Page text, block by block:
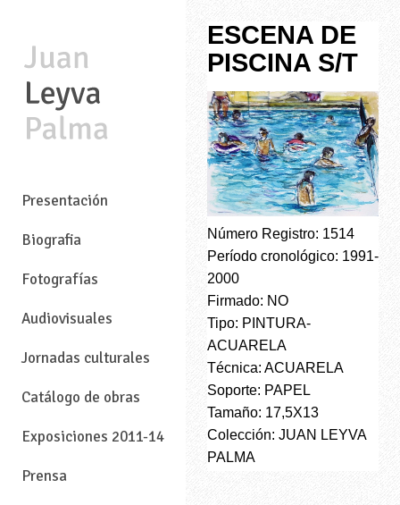
Presentación
Biografia
Fotografías
Audiovisuales
Jornadas culturales
Catálogo de obras
Exposiciones 2011-14
Prensa
ESCENA DE
PISCINA S/T
Número Registro: 1514
Período cronológico: 1991-
2000
Firmado: NO
Tipo: PINTURA-
ACUARELA
Técnica: ACUARELA
Soporte: PAPEL
Tamaño: 17,5X13
Colección: JUAN LEYVA
PALMA